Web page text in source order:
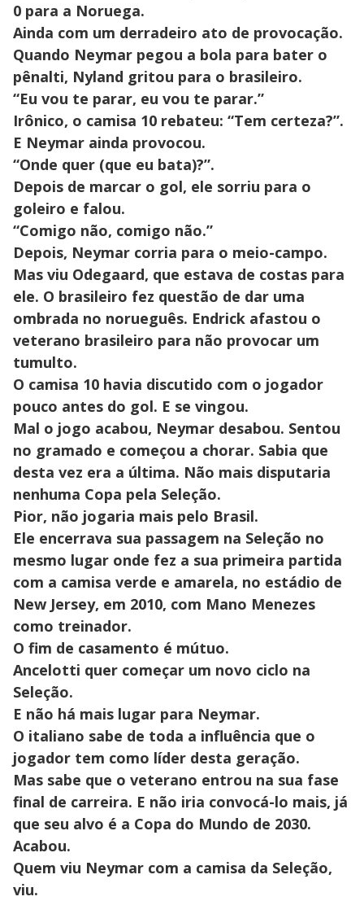
0 para a Noruega.
Ainda com um derradeiro ato de provocação.
Quando Neymar pegou a bola para bater o
pênalti, Nyland gritou para o brasileiro.
“Eu vou te parar, eu vou te parar.”
Irônico, o camisa 10 rebateu: “Tem certeza?”.
E Neymar ainda provocou.
“Onde quer (que eu bata)?”.
Depois de marcar o gol, ele sorriu para o
goleiro e falou.
“Comigo não, comigo não.”
Depois, Neymar corria para o meio-campo.
Mas viu Odegaard, que estava de costas para
ele. O brasileiro fez questão de dar uma
ombrada no norueguês. Endrick afastou o
veterano brasileiro para não provocar um
tumulto.
O camisa 10 havia discutido com o jogador
pouco antes do gol. E se vingou.
Mal o jogo acabou, Neymar desabou. Sentou
no gramado e começou a chorar. Sabia que
desta vez era a última. Não mais disputaria
nenhuma Copa pela Seleção.
Pior, não jogaria mais pelo Brasil.
Ele encerrava sua passagem na Seleção no
mesmo lugar onde fez a sua primeira partida
com a camisa verde e amarela, no estádio de
New Jersey, em 2010, com Mano Menezes
como treinador.
O fim de casamento é mútuo.
Ancelotti quer começar um novo ciclo na
Seleção.
E não há mais lugar para Neymar.
O italiano sabe de toda a influência que o
jogador tem como líder desta geração.
Mas sabe que o veterano entrou na sua fase
final de carreira. E não iria convocá-lo mais, já
que seu alvo é a Copa do Mundo de 2030.
Acabou.
Quem viu Neymar com a camisa da Seleção,
viu.